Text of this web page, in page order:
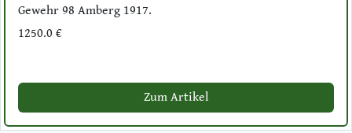
Gewehr 98 Amberg 1917.
1250.0 €
Zum Artikel